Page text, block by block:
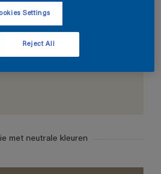
met neutrale kleuren
Settings
Reject All